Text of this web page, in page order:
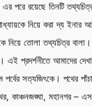
এর পরে রয়েছে তিনটি
নিয়ে করা দ্য
নিয়ে তোলা তথ্যচিত্র
এই প্রদর্শনীতে আমাদের
সত্যজিৎকে। পথের
কাঞ্চনজঙ্ঘা, মহানগর –